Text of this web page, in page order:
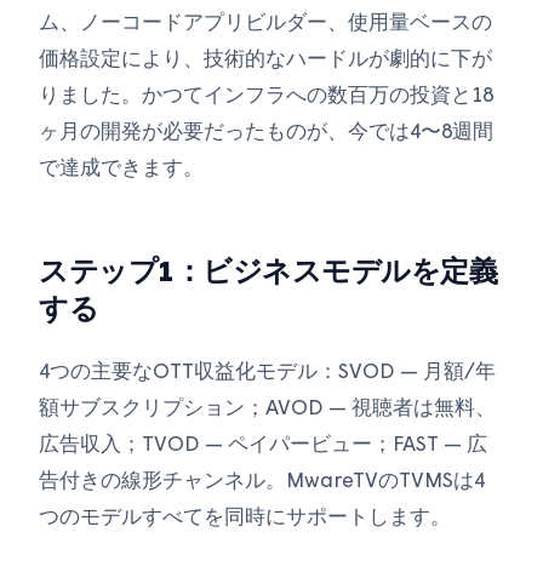
ム、ノーコードアプリビルダー、使用量ベースの
価格設定により、技術的なハードルが劇的に下が
りました。かつてインフラへの数百万の投資と18
ヶ月の開発が必要だったものが、今では4〜8週間
で達成できます。
ステップ1：ビジネスモデルを定義
する
4つの主要なOTT収益化モデル：SVOD — 月額/年
額サブスクリプション；AVOD — 視聴者は無料、
広告収入；TVOD — ペイパービュー；FAST — 広
告付きの線形チャンネル。MwareTVのTVMSは4
つのモデルすべてを同時にサポートします。